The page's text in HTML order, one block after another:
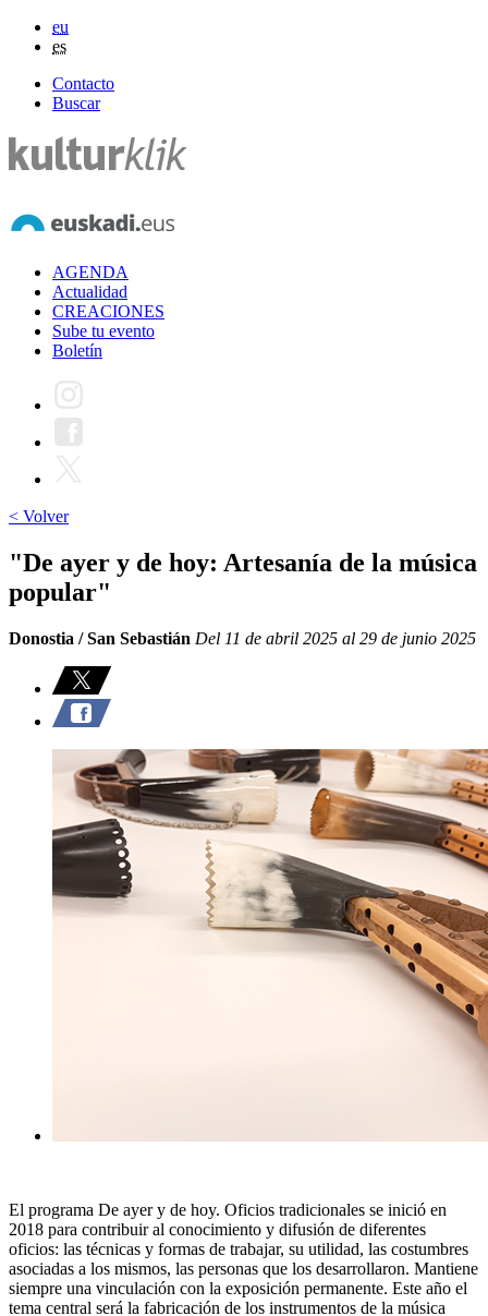
eu
es
Contacto
Buscar
AGENDA
Actualidad
CREACIONES
Sube tu evento
Boletín
< Volver
"De ayer y de hoy: Artesanía de la música
popular"
Donostia / San Sebastián Del 11 de abril 2025 al 29 de junio 2025
El programa De ayer y de hoy. Oficios tradicionales se inició en
2018 para contribuir al conocimiento y difusión de diferentes
oficios: las técnicas y formas de trabajar, su utilidad, las costumbres
asociadas a los mismos, las personas que los desarrollaron. Mantiene
siempre una vinculación con la exposición permanente. Este año el
tema central será la fabricación de los instrumentos de la música